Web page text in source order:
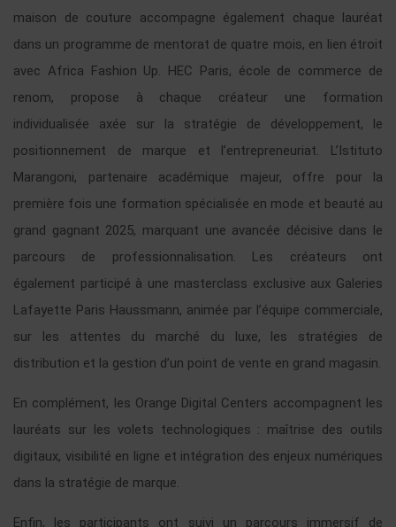
maison de couture accompagne également chaque lauréat
dans un programme de mentorat de quatre mois, en lien étroit
avec Africa Fashion Up. HEC Paris, école de commerce de
renom, propose à chaque créateur une formation
individualisée axée sur la stratégie de développement, le
positionnement de marque et l’entrepreneuriat. L’Istituto
Marangoni, partenaire académique majeur, offre pour la
première fois une formation spécialisée en mode et beauté au
grand gagnant 2025, marquant une avancée décisive dans le
parcours de professionnalisation. Les créateurs ont
également participé à une masterclass exclusive aux Galeries
Lafayette Paris Haussmann, animée par l’équipe commerciale,
sur les attentes du marché du luxe, les stratégies de
distribution et la gestion d’un point de vente en grand magasin.
En complément, les Orange Digital Centers accompagnent les
lauréats sur les volets technologiques : maîtrise des outils
digitaux, visibilité en ligne et intégration des enjeux numériques
dans la stratégie de marque.
Enfin, les participants ont suivi un parcours immersif de